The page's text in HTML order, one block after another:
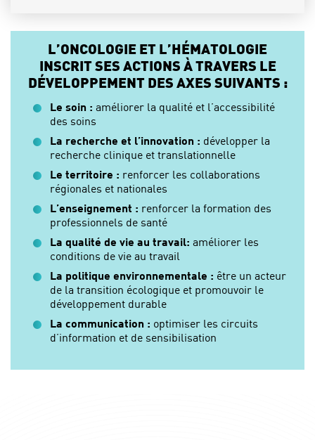
L’ONCOLOGIE ET L’HÉMATOLOGIE
INSCRIT SES ACTIONS À TRAVERS LE
DÉVELOPPEMENT DES AXES SUIVANTS :
Le soin : améliorer la qualité et l’accessibilité
des soins
La recherche et l’innovation : développer la
recherche clinique et translationnelle
Le territoire : renforcer les collaborations
régionales et nationales
L’enseignement : renforcer la formation des
professionnels de santé
La qualité de vie au travail: améliorer les
conditions de vie au travail
La politique environnementale : être un acteur
de la transition écologique et promouvoir le
développement durable
La communication : optimiser les circuits
d’information et de sensibilisation